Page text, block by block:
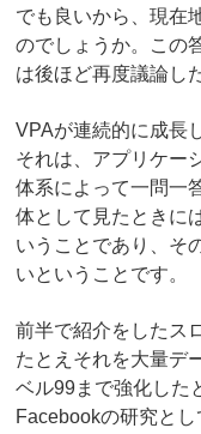
でも良いから、現在
のでしょうか。この
は後ほど再度議論し
VPAが連続的に成長
それは、アプリケー
体系によって一問一
体として見たときに
いうことであり、そ
いということです。
前半で紹介をしたス
たとえそれを大量デ
ベル99まで強化した
Facebookの研究と